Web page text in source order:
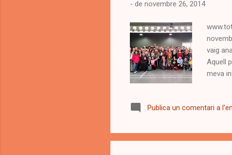
- de novembre 26, 2014
vaig
Aquell
meva
titular.
Publica un comentari a